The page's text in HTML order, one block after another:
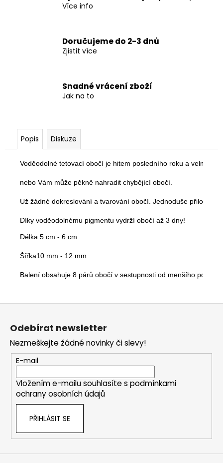
Více info
Doručujeme do 2-3 dnů
Zjistit více
Snadné vrácení zboží
Jak na to
Popis Diskuze
Voděodolné tetovací obočí je hitem posledního roku a velmi
nebo Vám může pěkně nahradit chybějící obočí.
Už žádné dokreslování a tvarování obočí. Jednoduše přiložte
Díky voděodolnému pigmentu vydrží obočí až 3 dny!
Délka 5 cm - 6 cm
Šířka10 mm - 12 mm
Balení obsahuje 8 párů obočí v sestupnosti od menšího po
Odebírat newsletter
Nezmeškejte žádné novinky či slevy!
E-mail
Vložením e-mailu souhlasíte s podmínkami
ochrany osobních údajů
PŘIHLÁSIT SE